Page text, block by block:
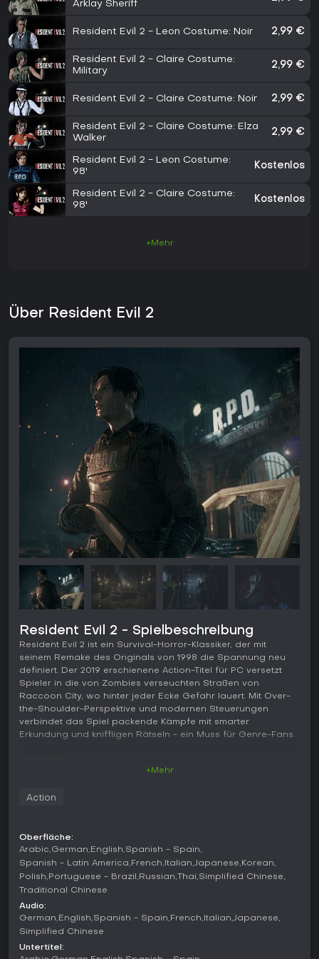
Arklay Sheriff
Resident Evil 2 - Leon Costume: Noir 2,99 €
Resident Evil 2 - Claire Costume:
Military
2,99 €
Resident Evil 2 - Claire Costume: Noir 2,99 €
Resident Evil 2 - Claire Costume: Elza
Walker
2,99 €
Resident Evil 2 - Leon Costume:
98'
Kostenlos
Resident Evil 2 - Claire Costume:
98'
Kostenlos
+Mehr
Über Resident Evil 2
Resident Evil 2 - Spielbeschreibung
Resident Evil 2 ist ein Survival-Horror-Klassiker, der mit
seinem Remake des Originals von 1998 die Spannung neu
definiert. Der 2019 erschienene Action-Titel für PC versetzt
Spieler in die von Zombies verseuchten Straßen von
Raccoon City, wo hinter jeder Ecke Gefahr lauert. Mit Over-
the-Shoulder-Perspektive und modernen Steuerungen
verbindet das Spiel packende Kämpfe mit smarter
Erkundung und kniffligen Rätseln - ein Muss für Genre-Fans.
Zombies zeigen sichtbare Wunden von Treffern und
verleihen Kämpfen Realismus. Erkundung bedeutet Item-
Suche und Puzzle-Lösen unter Zeitdruck - oft gejagt von
unerbittlichen Feinden wie dem Tyrant. Der Sound-Design
verstärkt das Immersionsgefühl durch akustische
Warnsignale für nahende Bedrohungen.
Die Mechaniken drehen sich um Ressourcenmanagement:
Kräuter zum Heilen und Item-Kombinationen für mehr
Effizienz machen jede Entscheidung strategisch. Nahkämpfe
+Mehr
Action
Oberfläche:
Arabic German English Spanish - Spain
Spanish - Latin America French Italian Japanese Korean
Polish Portuguese - Brazil Russian Thai Simplified Chinese
Traditional Chinese
Audio:
German English Spanish - Spain French Italian Japanese
Simplified Chinese
Untertitel: